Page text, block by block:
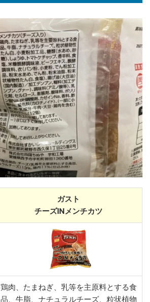
ガスト
チーズINメンチカツ
鶏肉、たまねぎ、乳等を主原料とする食
品、牛脂、ナチュラルチーズ、粒状植物